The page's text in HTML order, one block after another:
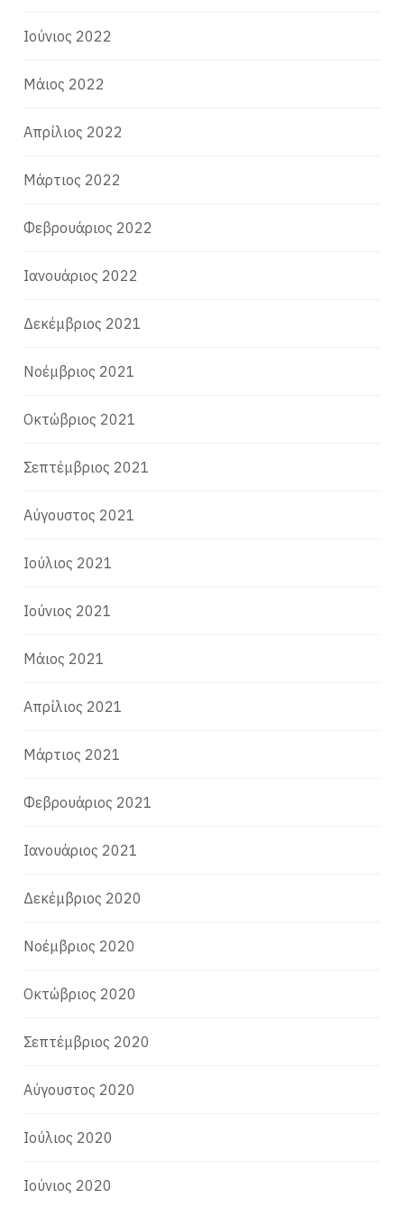
Ιούνιος 2022
Μάιος 2022
Απρίλιος 2022
Μάρτιος 2022
Φεβρουάριος 2022
Ιανουάριος 2022
Δεκέμβριος 2021
Νοέμβριος 2021
Οκτώβριος 2021
Σεπτέμβριος 2021
Αύγουστος 2021
Ιούλιος 2021
Ιούνιος 2021
Μάιος 2021
Απρίλιος 2021
Μάρτιος 2021
Φεβρουάριος 2021
Ιανουάριος 2021
Δεκέμβριος 2020
Νοέμβριος 2020
Οκτώβριος 2020
Σεπτέμβριος 2020
Αύγουστος 2020
Ιούλιος 2020
Ιούνιος 2020